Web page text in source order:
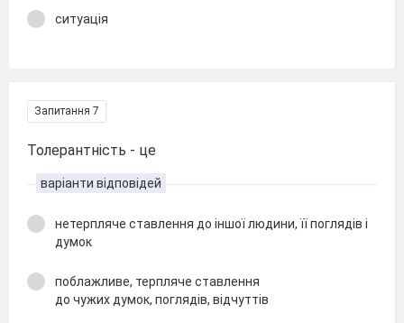
ситуація
Запитання 7
Толерантність - це
варіанти відповідей
нетерпляче ставлення до іншої людини, її поглядів і
думок
поблажливе, терпляче ставлення
до чужих думок, поглядів, відчуттів